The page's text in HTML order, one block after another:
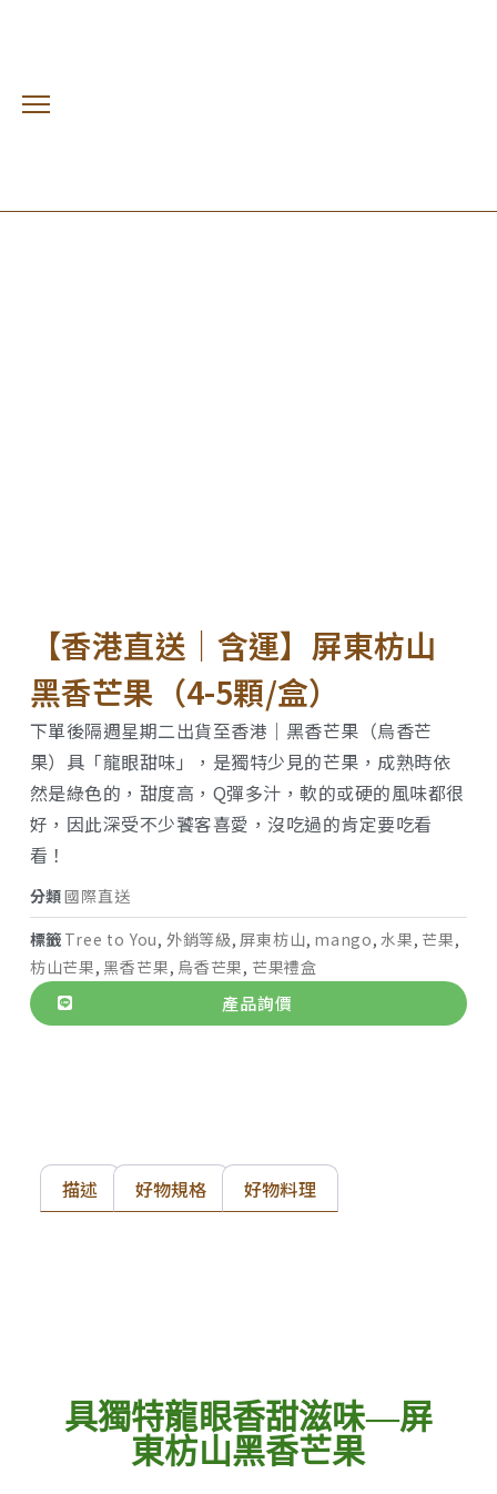
【香港直送｜含運】屏東枋山
黑香芒果（4-5顆/盒）
下單後隔週星期二出貨至香港｜黑香芒果（烏香芒
果）具「龍眼甜味」，是獨特少見的芒果，成熟時依
然是綠色的，甜度高，Q彈多汁，軟的或硬的風味都很
好，因此深受不少饕客喜愛，沒吃過的肯定要吃看
看！
分類國際直送
標籤 Tree to You, 外銷等級, 屏東枋山, mango,水果, 芒果,
枋山芒果,黑香芒果, 烏香芒果, 芒果禮盒
產品詢價
描述 好物規格 好物料理
具獨特龍眼香甜滋味—屏
東枋山黑香芒果